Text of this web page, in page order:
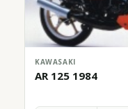
KAWASAKI
AR 125 1984